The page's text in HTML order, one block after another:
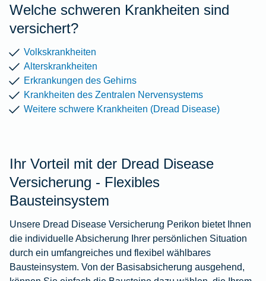
Welche schweren Krankheiten sind
versichert?
Volkskrankheiten
Alterskrankheiten
Erkrankungen des Gehirns
Krankheiten des Zentralen Nervensystems
Weitere schwere Krankheiten (Dread Disease)
Ihr Vorteil mit der Dread Disease
Versicherung - Flexibles
Bausteinsystem
Unsere Dread Disease Versicherung Perikon bietet Ihnen
die individuelle Absicherung Ihrer persönlichen Situation
durch ein umfangreiches und flexibel wählbares
Bausteinsystem. Von der Basisabsicherung ausgehend,